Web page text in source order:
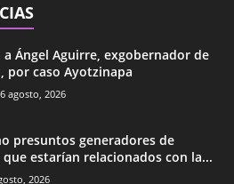
a Ángel Aguirre, exgobernador de
por caso Ayotzinapa
6 agosto, 2026
presuntos generadores de
estarían relacionados con la...
2026